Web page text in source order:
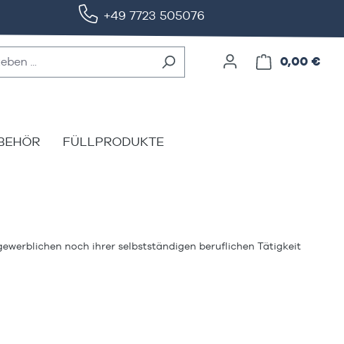
+49 7723 505076
0,00 €
FÜLLPRODUKTE
noch ihrer selbstständigen beruflichen Tätigkeit